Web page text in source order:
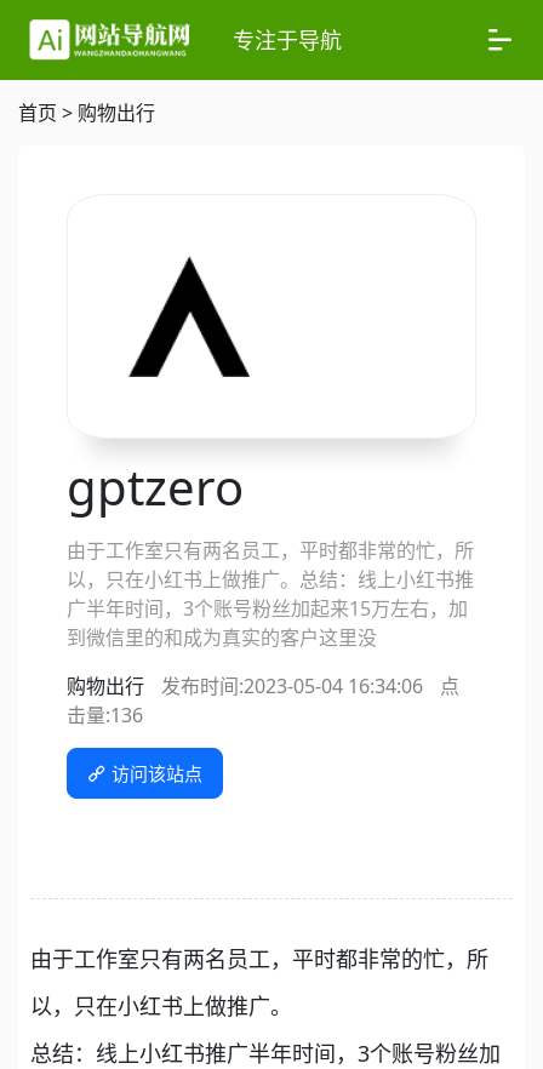
专注于导航
首页 > 购物出行
gptzero
由于工作室只有两名员工，平时都非常的忙，所
以，只在小红书上做推广。总结：线上小红书推
广半年时间，3个账号粉丝加起来15万左右，加
到微信里的和成为真实的客户这里没
购物出行
发布时间:2023-05-04 16:34:06
点
击量:136
访问该站点
由于工作室只有两名员工，平时都非常的忙，所
以，只在小红书上做推广。
总结：线上小红书推广半年时间，3个账号粉丝加